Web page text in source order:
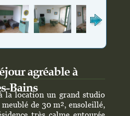
agréable à
Bains
la location un grand studio
meublé de 30 m², ensoleillé,